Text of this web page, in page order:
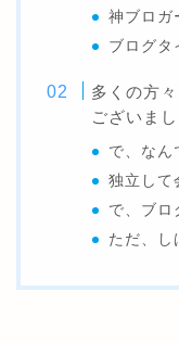
神ブロガ
ブログタ
多くの方
ございまし
で、なん
独立して
で、ブロ
ただ、し